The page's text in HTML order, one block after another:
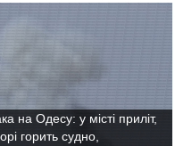
на Одесу: у місті приліт,
горить судно,